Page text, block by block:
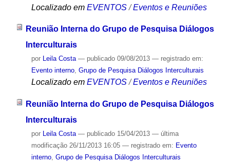
Localizado em EVENTOS /Eventos e Reuniões
Reunião Interna do Grupo de Pesquisa Diálogos
Interculturais
por Leila Costa — publicado09/08/2013 — registrado em:
Evento interno, Grupo de Pesquisa Diálogos Interculturais
Localizado em EVENTOS /Eventos e Reuniões
Reunião Interna do Grupo de Pesquisa Diálogos
Interculturais
por Leila Costa — publicado15/04/2013 — última
modificação26/11/2013 16:05 — registrado em: Evento
interno, Grupo de Pesquisa Diálogos Interculturais